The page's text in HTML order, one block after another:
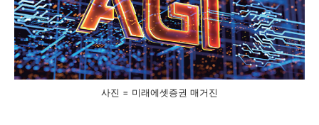
사진 = 미래에셋증권 매거진